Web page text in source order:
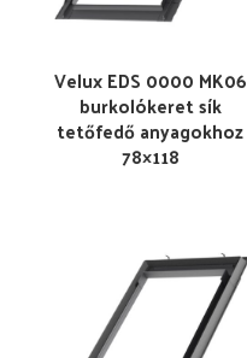
Velux EDS 0000 MK06
burkolókeret sík
tetőfedő anyagokhoz
78×118